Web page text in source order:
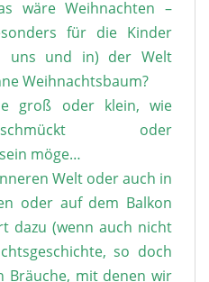
wäre Weihnachten –
für die Kinder
uns und in) der Welt
Weihnachtsbaum?
groß oder klein, wie
oder
möge…
Welt oder auch in
oder auf dem Balkon
dazu (wenn auch nicht
so doch
Bräuche, mit denen wir